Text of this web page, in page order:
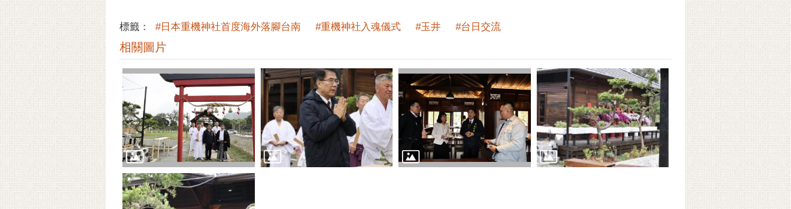
標籤： #日本重機神社首度海外落腳台南 #重機神社入魂儀式 #玉井 #台日交流
相關圖片